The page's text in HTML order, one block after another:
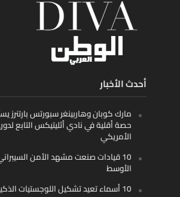
أحدث الأخبار
مارك كوبان وهاربينغر سبورتس بارتنرز
حصة أقلية في نادي أثليتيكس التابع
الأمريكي
10 قيادات صنعت مشهد الأمن
الأوسط
10 أسماء تعيد تشكيل اللوجستيات الذكية في الخليج